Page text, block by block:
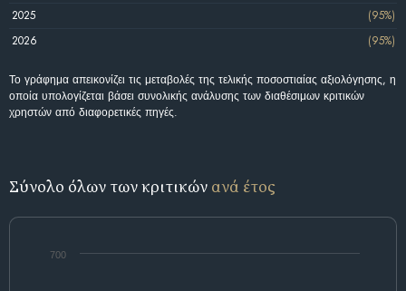
2025
(95%)
2026
(95%)
Το γράφημα απεικονίζει τις μεταβολές της τελικής ποσοστιαίας αξιολόγησης, η
οποία υπολογίζεται βάσει συνολικής ανάλυσης των διαθέσιμων κριτικών
χρηστών από διαφορετικές πηγές.
Σύνολο όλων των κριτικών ανά έτος
700